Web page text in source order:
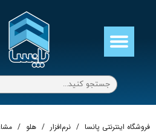
حساب کاربری من
تغییر گذر واژه
سفارشات
خروج از حساب کاربری
فروشگاه اینترنتی پانسا نرم‌افزار هلو